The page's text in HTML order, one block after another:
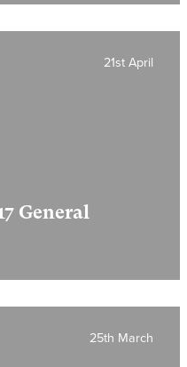
General
21st April
25th March